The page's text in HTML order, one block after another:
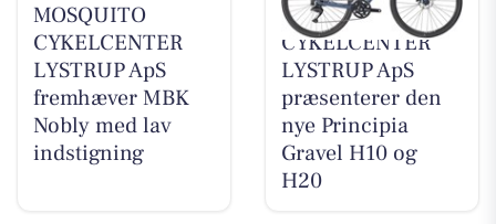
MOSQUITO
CYKELCENTER
LYSTRUP ApS
fremhæver MBK
Nobly med lav
indstigning
MOSQUITO
CYKELCENTER
LYSTRUP ApS
præsenterer den
nye Principia
Gravel H10 og
H20